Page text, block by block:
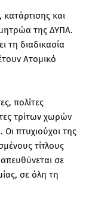
κατάρτισης και
της ΔΥΠΑ.
τη διαδικασία
Ατομικό
πολίτες
τρίτων χωρών
Οι πτυχιούχοι της
τίτλους
σε
σε όλη τη